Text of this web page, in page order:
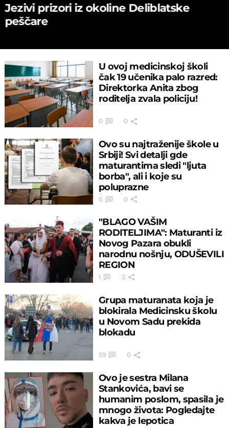
Jezivi prizori iz okoline Deliblatske
peščare
U ovoj medicinskoj školi
čak 19 učenika palo razred:
Direktorka Anita zbog
roditelja zvala policiju!
0 0
Ovo su najtraženije škole u
Srbiji! Svi detalji gde
maturantima sledi "ljuta
borba", ali i koje su
poluprazne
0 0
"BLAGO VAŠIM
RODITELJIMA": Maturanti iz
Novog Pazara obukli
narodnu nošnju, ODUŠEVILI
REGION
1 2
Grupa maturanata koja je
blokirala Medicinsku školu
u Novom Sadu prekida
blokadu
39 0
Ovo je sestra Milana
Stankovića, bavi se
humanim poslom, spasila je
mnogo života: Pogledajte
kakva je lepotica